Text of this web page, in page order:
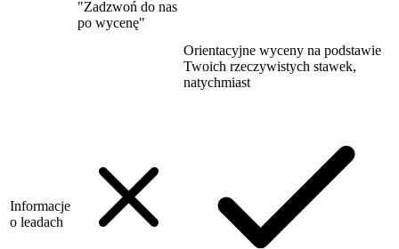
"Zadzwoń do nas
po wycenę"
Orientacyjne wyceny na podstawie
Twoich rzeczywistych stawek,
natychmiast
Informacje
o leadach